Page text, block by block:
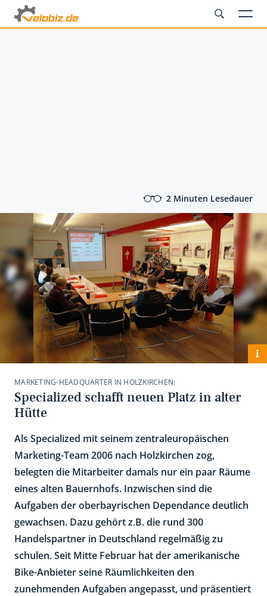
2 Minuten Lesedauer
i
MARKETING-HEADQUARTER IN HOLZKIRCHEN:
Specialized schafft neuen Platz in alter
Hütte
Als Specialized mit seinem zentraleuropäischen
Marketing-Team 2006 nach Holzkirchen zog,
belegten die Mitarbeiter damals nur ein paar Räume
eines alten Bauernhofs. Inzwischen sind die
Aufgaben der oberbayrischen Dependance deutlich
gewachsen. Dazu gehört z.B. die rund 300
Handelspartner in Deutschland regelmäßig zu
schulen. Seit Mitte Februar hat der amerikanische
Bike-Anbieter seine Räumlichkeiten den
zunehmenden Aufgaben angepasst, und präsentiert